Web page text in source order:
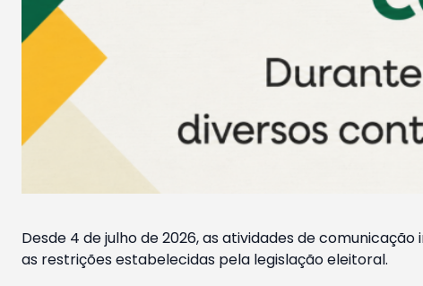
Desde 4 de julho de 2026, as atividades de
as restrições estabelecidas pela legislação eleitoral.